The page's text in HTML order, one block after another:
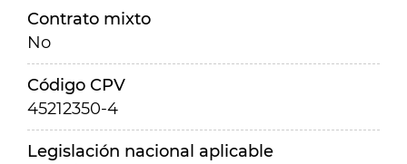
Contrato mixto
No
Código CPV
45212350-4
Legislación nacional aplicable